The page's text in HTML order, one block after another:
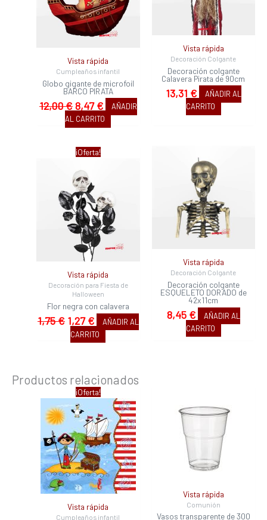
Vista rápida
Cumpleaños infantil
Globo gigante de microfoil
BARCO PIRATA
12,00€8,47€
AÑADIR
AL CARRITO
Vista rápida
Decoración Colgante
Decoración colgante
Calavera Pirata de 90cm
13,31 €
AÑADIR AL
CARRITO
¡Oferta!
Vista rápida
Decoración para Fiesta de
Halloween
Flor negra con calavera
1,75€
original
era:
1,75 €.
1,27€
El
es:
1,27 €.
AÑADIR AL
CARRITO
Vista rápida
Decoración Colgante
Decoración colgante
ESQUELETO DORADO de
42x11cm
8,45 €
AÑADIR AL
CARRITO
Productos relacionados
¡Oferta!
Vista rápida
Cumpleaños infantil
El
precio
original
era:
14,52 €.
precio
actual
es:
7,56 €.
Vista rápida
Comunión
Vasos transparente de 300